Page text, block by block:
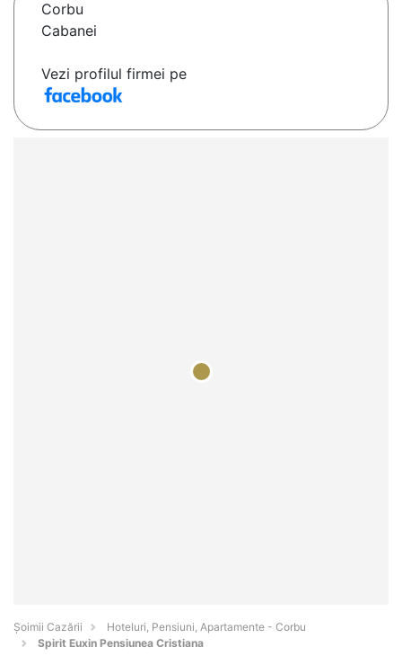
Corbu
Cabanei
Vezi profilul firmei pe
Șoimii Cazării
Hoteluri, Pensiuni, Apartamente - Corbu
Spirit Euxin Pensiunea Cristiana